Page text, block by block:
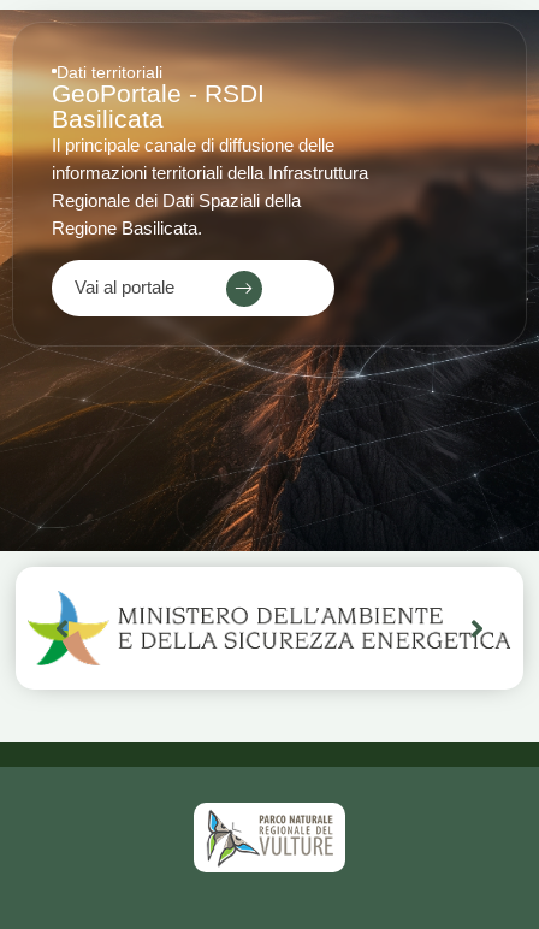
Dati territoriali
GeoPortale - RSDI
Basilicata
Il principale canale di diffusione delle
informazioni territoriali della Infrastruttura
Regionale dei Dati Spaziali della
Regione Basilicata.
Vai al portale